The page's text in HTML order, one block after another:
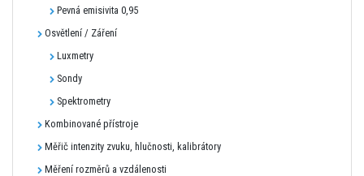
Pevná emisivita 0,95
Osvětlení / Záření
Luxmetry
Sondy
Spektrometry
Kombinované přístroje
Měřič intenzity zvuku, hlučnosti, kalibrátory
Měření rozměrů a vzdálenosti